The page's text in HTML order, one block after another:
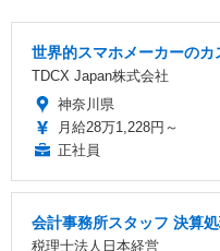
世界的スマホメーカーの
TDCX Japan株式会社
神奈川県
月給28万1,228円～
正社員
会計事務所スタッフ 決算
税理士法人日本経営